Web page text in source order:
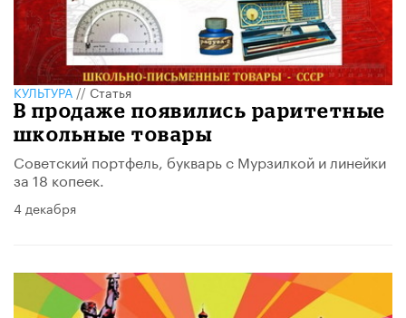
КУЛЬТУРА//Статья
В продаже появились раритетные
школьные товары
Советский портфель, букварь с Мурзилкой и линейки
за 18 копеек.
4 декабря